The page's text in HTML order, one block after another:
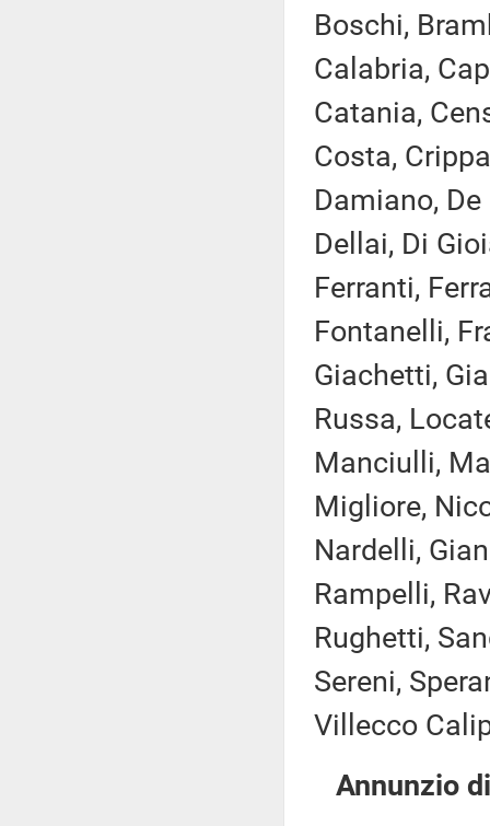
Boschi,
Calabria,
Catania,
Costa,
Damiano,
Dellai, Di
Ferranti,
Fontanelli,
Giachetti,
Russa,
Manciulli,
Migliore,
Nardelli,
Rampelli,
Rughetti,
Sereni,
Villecco
Annunzio